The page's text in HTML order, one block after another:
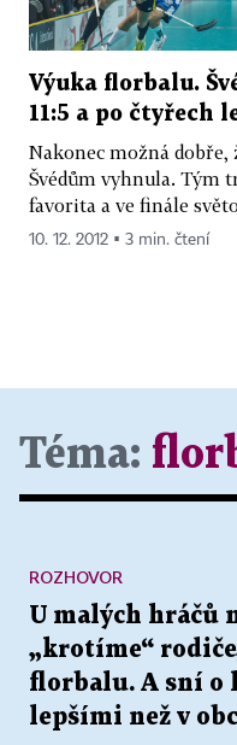
Výuka florbalu.
11:5 a po čtyřech
Nakonec možná dobře,
Švédům vyhnula.
favorita a ve finále
10. 12. 2012 ▪ 3 min. čtení
Téma:
U malých hráčů
„krotíme“
florbalu. A sní o
lepšími než v
ROZHOVOR